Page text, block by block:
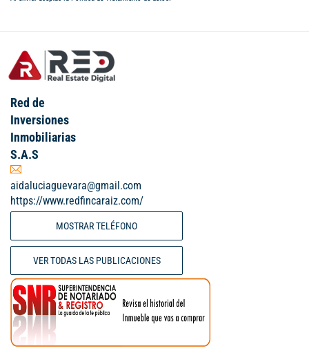
Red de
Inversiones
Inmobiliarias
S.A.S
aidaluciaguevara@gmail.com
https://www.redfincaraiz.com/
MOSTRAR TELÉFONO
VER TODAS LAS PUBLICACIONES